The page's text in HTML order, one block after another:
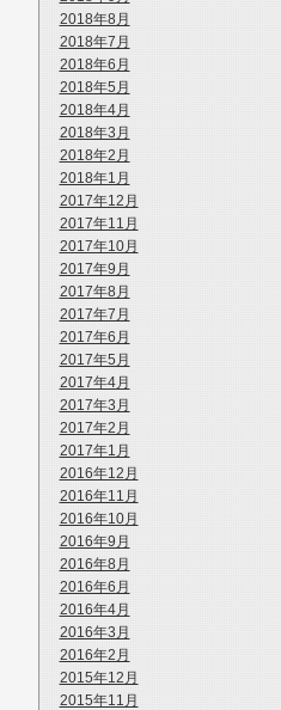
2018年8月
2018年7月
2018年6月
2018年5月
2018年4月
2018年3月
2018年2月
2018年1月
2017年12月
2017年11月
2017年10月
2017年9月
2017年8月
2017年7月
2017年6月
2017年5月
2017年4月
2017年3月
2017年2月
2017年1月
2016年12月
2016年11月
2016年10月
2016年9月
2016年8月
2016年6月
2016年4月
2016年3月
2016年2月
2015年12月
2015年11月